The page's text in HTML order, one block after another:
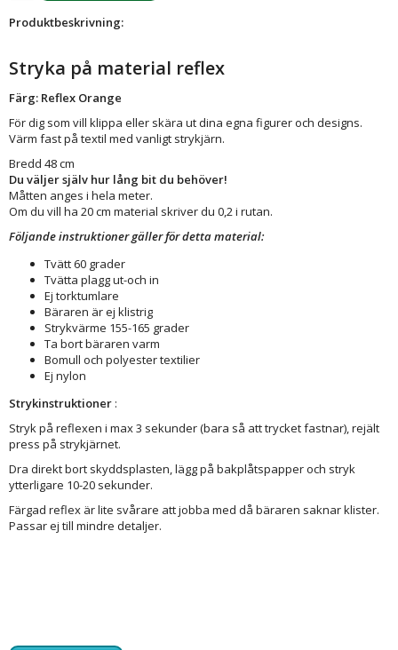
Produktbeskrivning:
Stryka på material reflex
Färg: Reflex Orange
För dig som vill klippa eller skära ut dina egna figurer och designs.
Värm fast på textil med vanligt strykjärn.
Bredd 48 cm
Du väljer själv hur lång bit du behöver!
Måtten anges i hela meter.
Om du vill ha 20 cm material skriver du 0,2 i rutan.
Följande instruktioner gäller för detta material:
Tvätt 60 grader
Tvätta plagg ut-och in
Ej torktumlare
Bäraren är ej klistrig
Strykvärme 155-165 grader
Ta bort bäraren varm
Bomull och polyester textilier
Ej nylon
Strykinstruktioner :
Stryk på reflexen i max 3 sekunder (bara så att trycket fastnar), rejält
press på strykjärnet.
Dra direkt bort skyddsplasten, lägg på bakplåtspapper och stryk
ytterligare 10-20 sekunder.
Färgad reflex är lite svårare att jobba med då bäraren saknar klister.
Passar ej till mindre detaljer.